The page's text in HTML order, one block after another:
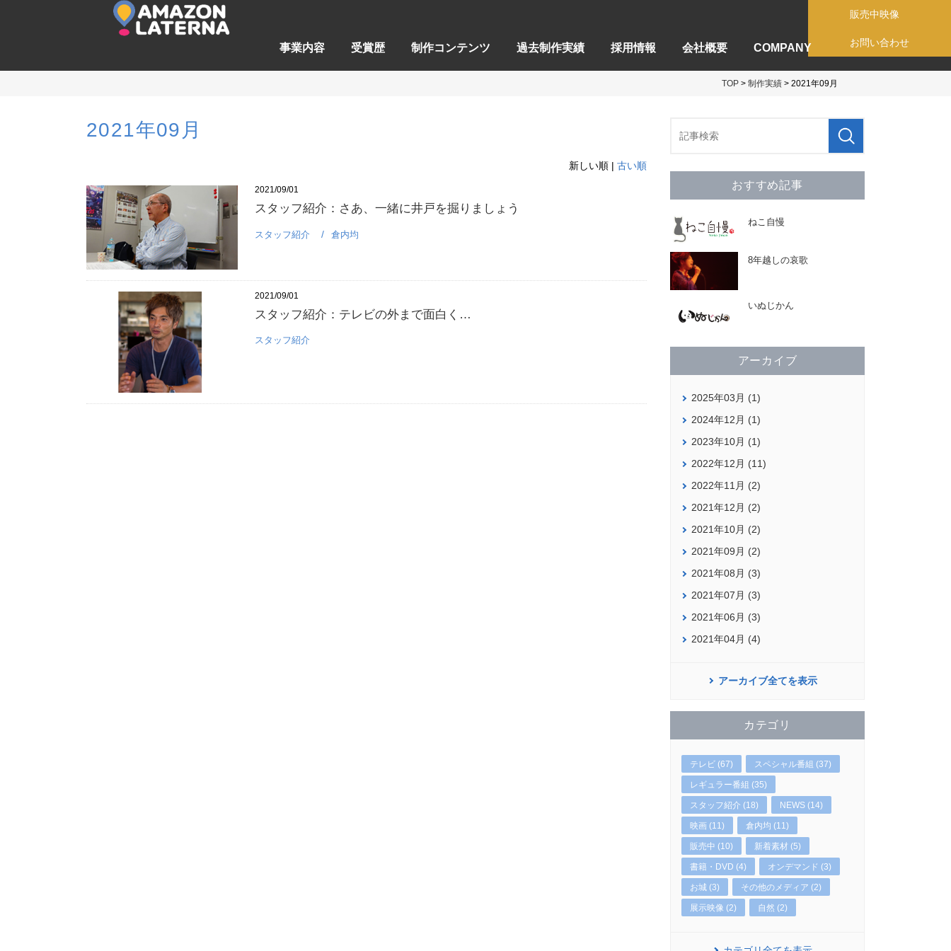
販売中映像
お問い合わせ
事業内容 受賞歴 制作コンテンツ 過去制作実績 採用情報 会社概要 COMPANY
TOP > 制作実績 > 2021年09月
2021年09月
新しい順 | 古い順
2021/09/01
スタッフ紹介：さあ、一緒に井戸を掘りましょう
スタッフ紹介 倉内均
2021/09/01
スタッフ紹介：テレビの外まで面白く…
スタッフ紹介
おすすめ記事
ねこ自慢
8年越しの哀歌
いぬじかん
アーカイブ
2025年03月 (1)
2024年12月 (1)
2023年10月 (1)
2022年12月 (11)
2022年11月 (2)
2021年12月 (2)
2021年10月 (2)
2021年09月 (2)
2021年08月 (3)
2021年07月 (3)
2021年06月 (3)
2021年04月 (4)
アーカイブ全てを表示
カテゴリ
テレビ (67) スペシャル番組 (37)
レギュラー番組 (35)
スタッフ紹介 (18) NEWS (14)
映画 (11) 倉内均 (11)
販売中 (10) 新着素材 (5)
書籍・DVD (4) オンデマンド (3)
お城 (3) その他のメディア (2)
展示映像 (2) 自然 (2)